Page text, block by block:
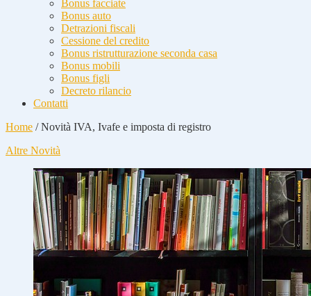
Bonus facciate
Bonus auto
Detrazioni fiscali
Cessione del credito
Bonus ristrutturazione seconda casa
Bonus mobili
Bonus figli
Decreto rilancio
Contatti
Home /Novità IVA, Ivafe e imposta di registro
Altre Novità